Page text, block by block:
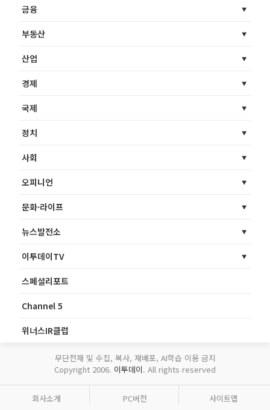
금융
부동산
산업
경제
국제
정치
사회
오피니언
문화·라이프
뉴스발전소
이투데이TV
스페셜리포트
Channel 5
위너스IR클럽
무단전재 및 수집, 복사, 재배포, AI학습 이용 금지
Copyright 2006. 이투데이. All rights reserved
회사소개 PC버전 사이트맵